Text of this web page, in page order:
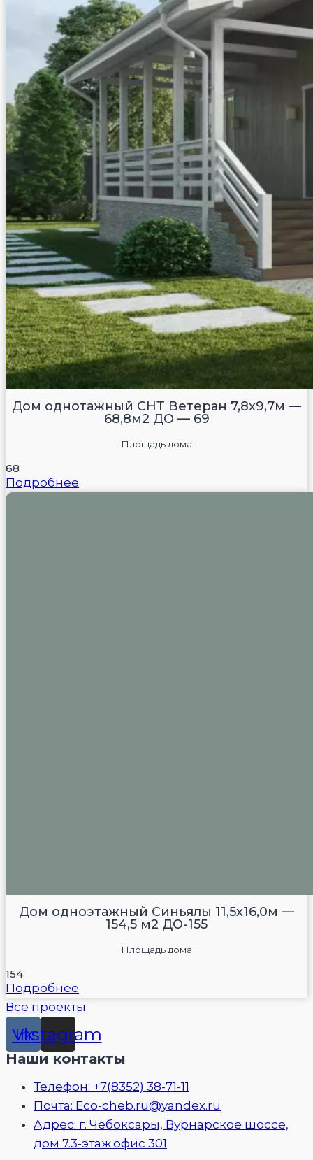
Дом однотажный СНТ Ветеран 7,8х9,7м —
68,8м2 ДО — 69
Площадь дома
68
Подробнее
Дом одноэтажный Синьялы 11,5х16,0м —
154,5 м2 ДО-155
Площадь дома
154
Подробнее
Все проекты
Vk
Instagram
Наши контакты
Телефон: +7(8352) 38-71-11
Почта: Eco-cheb.ru@yandex.ru
Адрес: г. Чебоксары, Вурнарское шоссе,
дом 7.3-этаж.офис 301